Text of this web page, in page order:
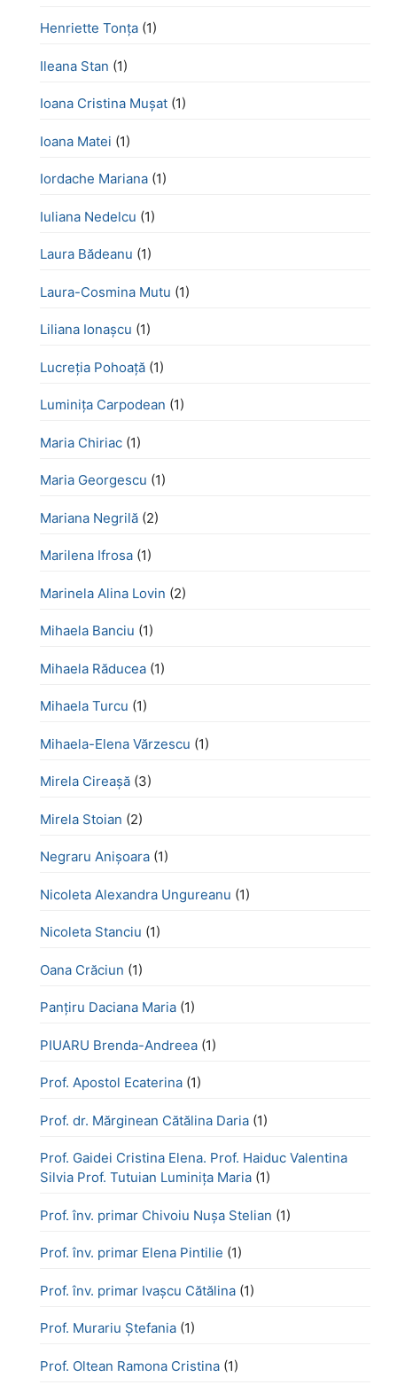
Henriette Tonţa (1)
Ileana Stan (1)
Ioana Cristina Mușat (1)
Ioana Matei (1)
Iordache Mariana (1)
Iuliana Nedelcu (1)
Laura Bădeanu (1)
Laura-Cosmina Mutu (1)
Liliana Ionașcu (1)
Lucreţia Pohoaţă (1)
Luminița Carpodean (1)
Maria Chiriac (1)
Maria Georgescu (1)
Mariana Negrilă (2)
Marilena Ifrosa (1)
Marinela Alina Lovin (2)
Mihaela Banciu (1)
Mihaela Răducea (1)
Mihaela Turcu (1)
Mihaela-Elena Vărzescu (1)
Mirela Cireașă (3)
Mirela Stoian (2)
Negraru Anișoara (1)
Nicoleta Alexandra Ungureanu (1)
Nicoleta Stanciu (1)
Oana Crăciun (1)
Panțiru Daciana Maria (1)
PIUARU Brenda-Andreea (1)
Prof. Apostol Ecaterina (1)
Prof. dr. Mărginean Cătălina Daria (1)
Prof. Gaidei Cristina Elena. Prof. Haiduc Valentina
Silvia Prof. Tutuian Luminița Maria (1)
Prof. înv. primar Chivoiu Nușa Stelian (1)
Prof. înv. primar Elena Pintilie (1)
Prof. înv. primar Ivașcu Cătălina (1)
Prof. Murariu Ștefania (1)
Prof. Oltean Ramona Cristina (1)